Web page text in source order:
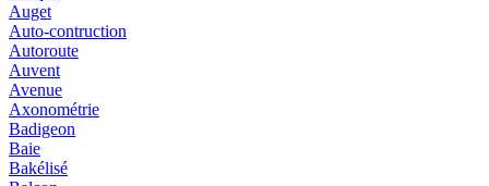
Auget
Auto-contruction
Autoroute
Auvent
Avenue
Axonométrie
Badigeon
Baie
Bakélisé